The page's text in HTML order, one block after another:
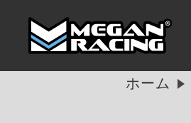
ホーム